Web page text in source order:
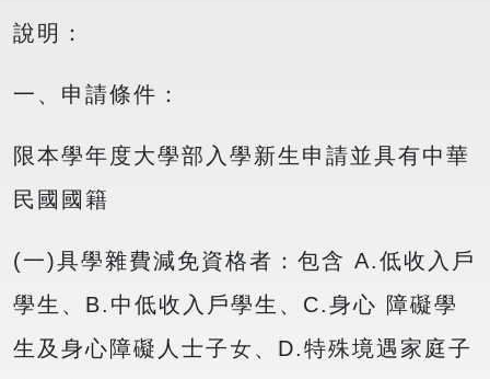
說明：
一、申請條件：
限本學年度大學部入學新生申請並具有中華
民國國籍
(一)具學雜費減免資格者：包含 A.低收入戶
學生、B.中低收入戶學生、C.身心 障礙學
生及身心障礙人士子女、D.特殊境遇家庭子